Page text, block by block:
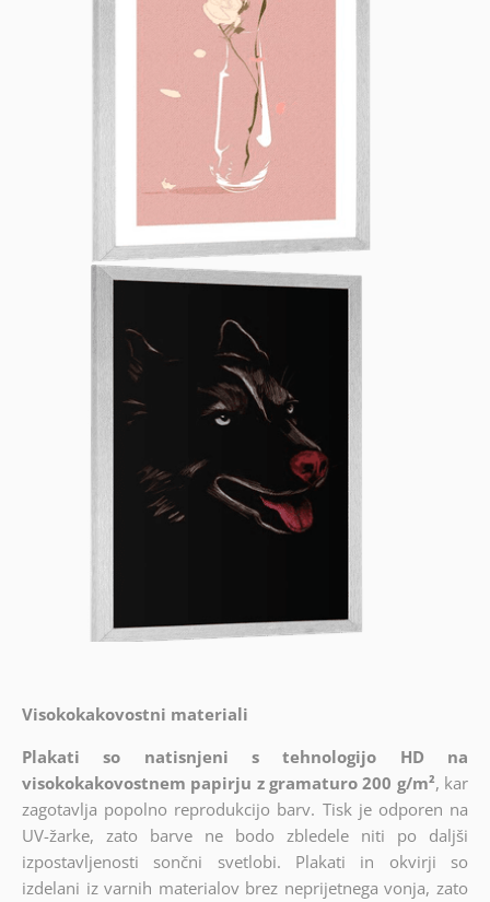
Visokokakovostni materiali
Plakati so natisnjeni s tehnologijo HD na
visokokakovostnem papirju z gramaturo 200 g/m², kar
zagotavlja popolno reprodukcijo barv. Tisk je odporen na
UV-žarke, zato barve ne bodo zbledele niti po daljši
izpostavljenosti sončni svetlobi. Plakati in okvirji so
izdelani iz varnih materialov brez neprijetnega vonja, zato